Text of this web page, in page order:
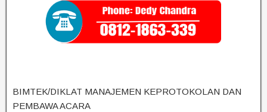
BIMTEK/DIKLAT MANAJEMEN KEPROTOKOLAN DAN
PEMBAWA ACARA